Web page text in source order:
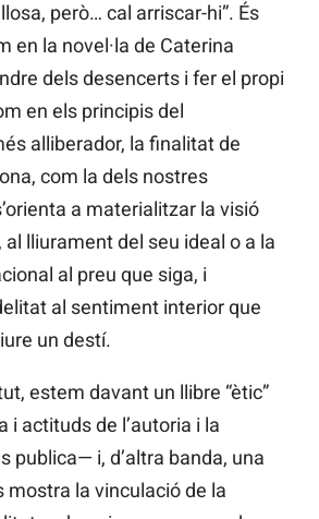
però… cal arriscar-hi”. És
en la novel·la de Caterina
dels desencerts i fer el propi
en els principis del
alliberador, la finalitat de
com la dels nostres
a materialitzar la visió
al lliurament del seu ideal o a la
al preu que siga, i
al sentiment interior que
un destí.
estem davant un llibre “ètic”
i actituds de l’autoria i la
publica— i, d’altra banda, una
mostra la vinculació de la